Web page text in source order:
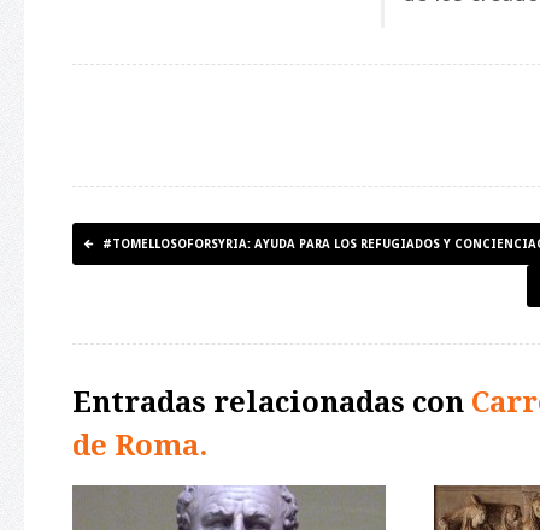
#TOMELLOSOFORSYRIA: AYUDA PARA LOS REFUGIADOS Y
Entradas relacionadas con
de Roma.